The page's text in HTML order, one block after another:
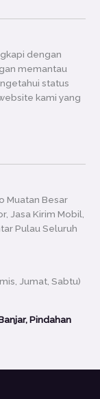
dengan
memantau
status
kami yang
Muatan Besar
Jasa Kirim Mobil,
Pulau Seluruh
Jumat, Sabtu)
Pindahan